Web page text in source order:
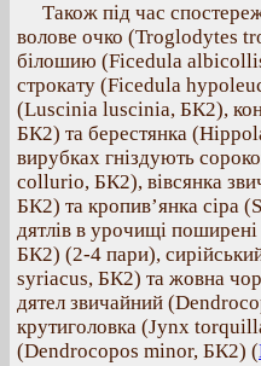
Також під час
волове очко (Troglodytes
білошию (Ficedula
строкату (Ficedula
(Luscinia luscinia, БК2),
БК2) та берестянка
вирубках гніздують
collurio, БК2), вівсянка
БК2) та кропив’янка сіра
дятлів в урочищі
БК2) (2-4 пари),
syriacus, БК2) та жовна
дятел звичайний
крутиголовка (Jynx
(Dendrocopos minor, БК2) (